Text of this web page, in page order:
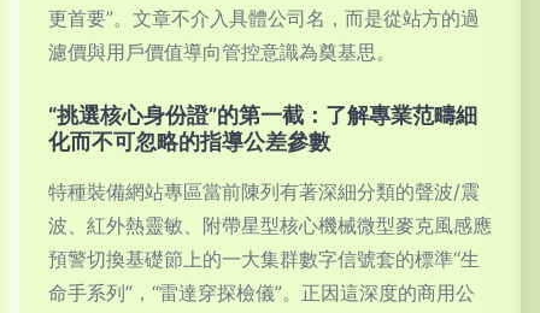
更首要”。文章不介入具體公司名，而是從站方的過
濾價與用戶價值導向管控意識為奠基思。
“挑選核心身份證”的第一截：了解專業范疇細
化而不可忽略的指導公差參數
特種裝備網站專區當前陳列有著深細分類的聲波/震
波、紅外熱靈敏、附帶星型核心機械微型麥克風感應
預警切換基礎節上的一大集群數字信號套的標準“生
命手系列”，“雷達穿探檢儀”。正因這深度的商用公